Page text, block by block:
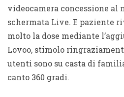
videocamera concessione al
schermata Live. E paziente
molto la dose mediante
Lovoo, stimolo
utenti sono su casta di
canto 360 gradi.